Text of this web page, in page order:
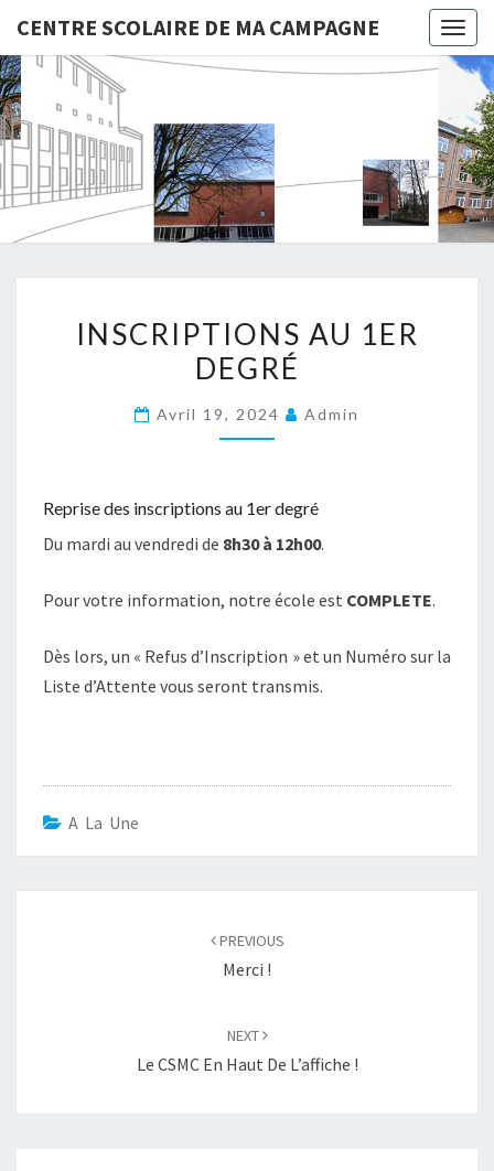
CENTRE SCOLAIRE DE MA CAMPAGNE
CENTRE
DE MA
AU
1ER
INSCRIPTIONS AU 1ER
DEGRÉ
Avril 19, 2024 Admin
Reprise des inscriptions au 1er degré
Du mardi au vendredi de 8h30 à 12h00.
Pour votre information, notre école est COMPLETE.
Dès lors, un « Refus d’Inscription » et un Numéro sur la
Liste d’Attente vous seront transmis.
A La Une
PREVIOUS
Merci !
NEXT
Le CSMC En Haut De L’affiche !